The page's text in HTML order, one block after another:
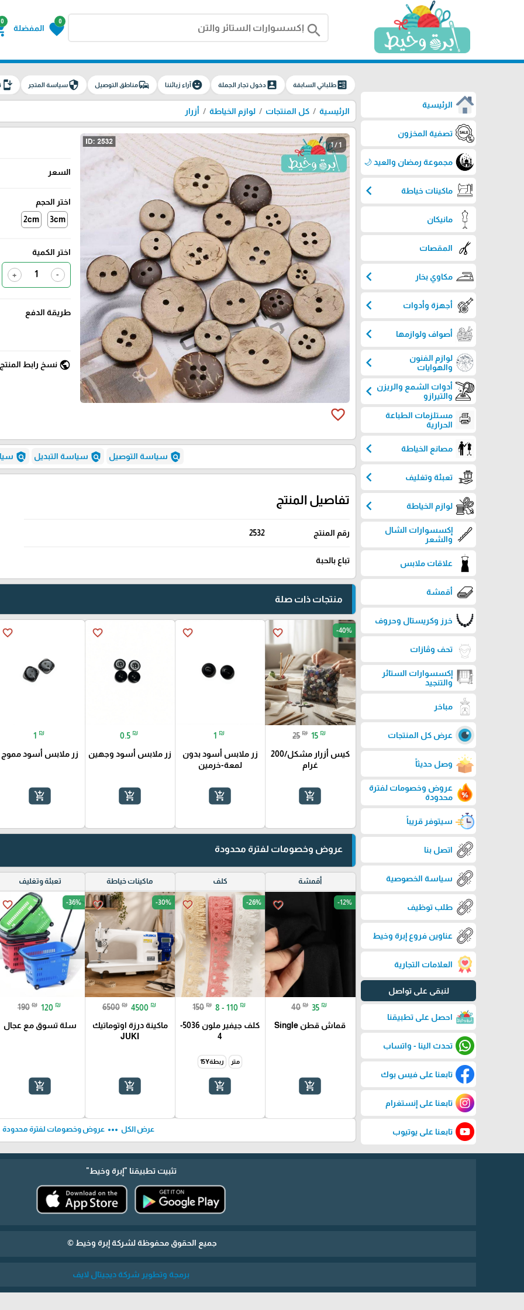
search
0
favorite المفضلة
0
الرئيسية
تصفية المخزون
مجموعة رمضان والعيد 🌙
ماكينات خياطة chevron_left
مانيكان
المقصات
مكاوي بخار chevron_left
أجهزة وأدوات chevron_left
أصواف ولوازمها chevron_left
لوازم الفنون
والهوايات
chevron_left
أدوات الشمع والريزن
والتيرازو
chevron_left
مستلزمات الطباعة
الحرارية
مصانع الخياطة chevron_left
تعبئة وتغليف chevron_left
لوازم الخياطة chevron_left
إكسسوارات الشال
والشعر
علاقات ملابس
أقمشة
خرز وكريستال وحروف
تحف وڤازات
إكسسوارات الستائر
والتنجيد
مباخر
عرض كل المنتجات
وصل حديثاً
عروض وخصومات لفترة
محدودة
سيتوفر قريباً
اتصل بنا
سياسة الخصوصية
طلب توظيف
عناوين فروع إبرة وخيط
العلامات التجارية
لنبقى على تواصل
احصل على تطبيقنا
تحدث الينا - واتساب
تابعنا على فيس بوك
تابعنا على إنستغرام
تابعنا على يوتيوب
ballotطلباتي السابقة account_boxدخول تجار الجملة emoji_emotionsآراء زبائننا commuteمناطق التوصيل securityسياسة المتجر install_mobile
الرئيسية كل المنتجات لوازم الخياطة أزرار
1 / 1
favorite_border
السعر
اختر الحجم
3cm
2cm
اختر الكمية
-
+
طريقة الدفع
public نسخ رابط المنتج
policy سياسة التوصيل policy سياسة التبديل policy
تفاصيل المنتج
رقم المنتج 2532
تباع بالحبة
منتجات ذات صلة
favorite_border -40%
25 ₪ 15 ₪
كيس أزرار مشكل/200
غرام
add_shopping_cart
favorite_border
1 ₪
زر ملابس أسود بدون
لمعة-خرمين
add_shopping_cart
favorite_border
0.5 ₪
زر ملابس أسود وجهين
add_shopping_cart
favorite_border
1 ₪
زر ملابس أسود مموج
add_shopping_cart
عروض وخصومات لفترة محدودة
أقمشة
favorite_border -12%
40 ₪ 35 ₪
قماش قطن Single
add_shopping_cart
كلف
favorite_border -26%
150 ₪ 8 - 110 ₪
كلف جيفير ملون 5036-
4
متر ربطة15Y
add_shopping_cart
ماكينات خياطة
favorite_border -30%
6500 ₪ 4500 ₪
ماكينة درزة اوتوماتيك
JUKI
add_shopping_cart
تعبئة وتغليف
favorite_border -36%
190 ₪ 120 ₪
سلة تسوق مع عجال
add_shopping_cart
عرض الكل more_horiz عروض وخصومات لفترة محدودة
تثبيت تطبيقنا "إبرة وخيط"
جميع الحقوق محفوظة لشركة إبرة وخيط ©
برمجة وتطوير شركة ديجيتال لايف